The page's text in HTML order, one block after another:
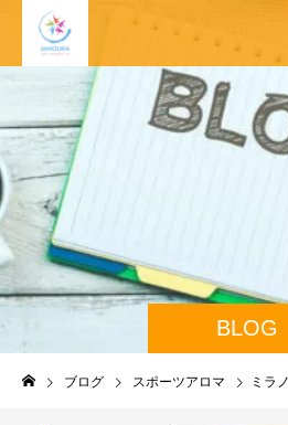
BLOG
ブログ スポーツアロマ ミラノ・